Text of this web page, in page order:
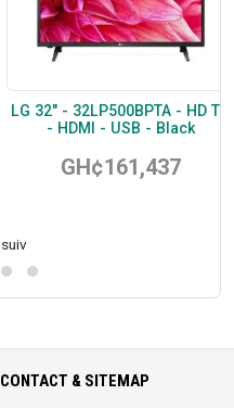
LG 32" - 32LP500BPTA - HD TV
- HDMI - USB - Black
GH¢161,437
suiv
CONTACT & SITEMAP